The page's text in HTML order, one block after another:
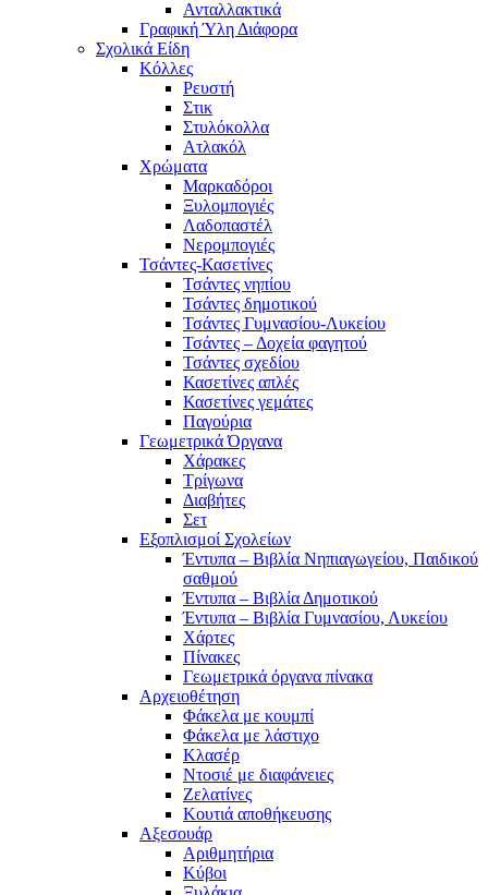
Ανταλλακτικά
Γραφική Ύλη Διάφορα
Σχολικά Είδη
Κόλλες
Ρευστή
Στικ
Στυλόκολλα
Ατλακόλ
Χρώματα
Μαρκαδόροι
Ξυλομπογιές
Λαδοπαστέλ
Νερομπογιές
Τσάντες-Κασετίνες
Τσάντες νηπίου
Τσάντες δημοτικού
Τσάντες Γυμνασίου-Λυκείου
Τσάντες – Δοχεία φαγητού
Τσάντες σχεδίου
Κασετίνες απλές
Κασετίνες γεμάτες
Παγούρια
Γεωμετρικά Όργανα
Χάρακες
Τρίγωνα
Διαβήτες
Σετ
Εξοπλισμοί Σχολείων
Έντυπα – Βιβλία Νηπιαγωγείου, Παιδικού
σαθμού
Έντυπα – Βιβλία Δημοτικού
Έντυπα – Βιβλία Γυμνασίου, Λυκείου
Χάρτες
Πίνακες
Γεωμετρικά όργανα πίνακα
Αρχειοθέτηση
Φάκελα με κουμπί
Φάκελα με λάστιχο
Κλασέρ
Ντοσιέ με διαφάνειες
Ζελατίνες
Κουτιά αποθήκευσης
Αξεσουάρ
Αριθμητήρια
Κύβοι